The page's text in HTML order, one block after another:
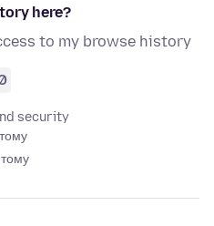
here?
to my browse history
security
тому